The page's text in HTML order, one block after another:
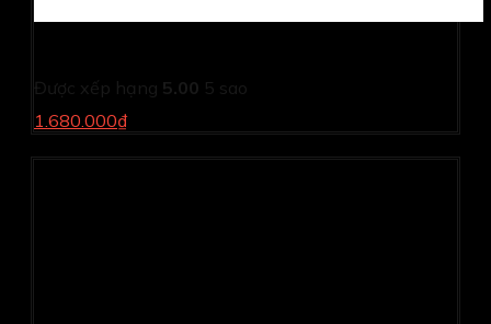
Được xếp hạng 5.00 5 sao
1.680.000₫